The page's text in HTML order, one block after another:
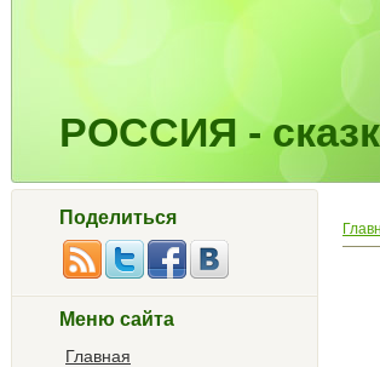
РОССИЯ -
Поделиться
Меню сайта
Главная